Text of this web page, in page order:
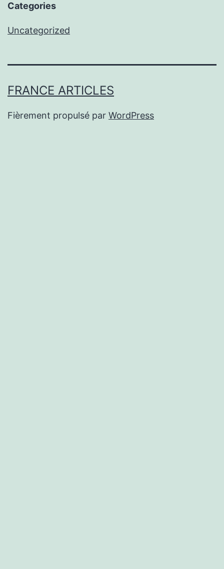
Categories
Uncategorized
FRANCE ARTICLES
Fièrement propulsé par WordPress